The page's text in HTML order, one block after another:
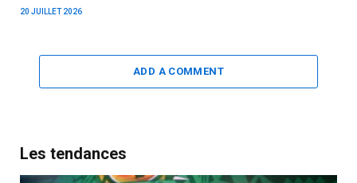
20 JUILLET 2026
ADD A COMMENT
Les tendances